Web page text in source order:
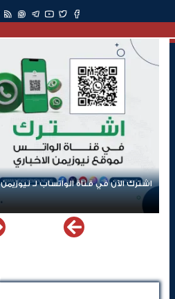
اشترك الآن في قناة الواتساب لـ نيوزيمن